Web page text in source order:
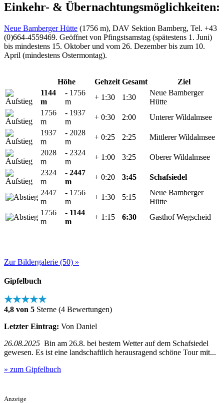
Einkehr- & Übernachtungsmöglichkeiten:
Neue Bamberger Hütte (1756 m), DAV Sektion Bamberg, Tel. +43
(0)664-4559469. Geöffnet von Pfingstsamstag (spätestens 1. Juni)
bis mindestens 15. Oktober und vom 26. Dezember bis zum 10.
April (mindestens Ostermontag).
Höhe Gehzeit Gesamt
Ziel
1144
m
- 1756
m
+ 1:30 1:30
Neue Bamberger
Hütte
1756
m
- 1937
m
+ 0:30 2:00
Unterer Wildalmsee
1937
m
- 2028
m
+ 0:25 2:25
Mittlerer Wildalmsee
2028
m
- 2324
m
+ 1:00 3:25
Oberer Wildalmsee
2324
m
- 2447
m
+ 0:20 3:45
Schafsiedel
2447
m
- 1756
m
+ 1:30 5:15
Neue Bamberger
Hütte
1756
m
- 1144
m
+ 1:15 6:30 Gasthof Wegscheid
Zur Bildergalerie (50) »
Gipfelbuch
★★★★★
4,8 von 5 Sterne (4 Bewertungen)
Letzter Eintrag: Von Daniel
26.08.2025 Bin am 26.8. bei bestem Wetter auf dem Schafsiedel
gewesen. Es ist eine landschaftlich herausragend schöne Tour mit...
» zum Gipfelbuch
Anzeige